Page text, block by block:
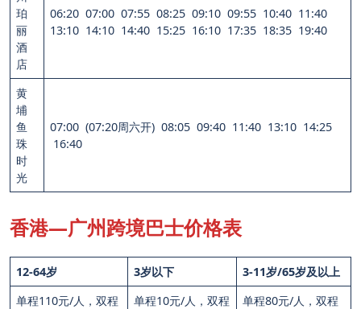
珀
丽
酒
店
06:20 07:00 07:55 08:25 09:10 09:55 10:40 11:40
13:10 14:10 14:40 15:25 16:10 17:35 18:35 19:40
黄
埔
鱼
珠
时
光
07:00 (07:20周六开) 08:05 09:40 11:40 13:10 14:25
16:40
香港—广州跨境巴士价格表
12-64岁 3岁以下 3-11岁/65岁及以上
单程110元/人，双程
单程10元/人，双程
单程80元/人，双程